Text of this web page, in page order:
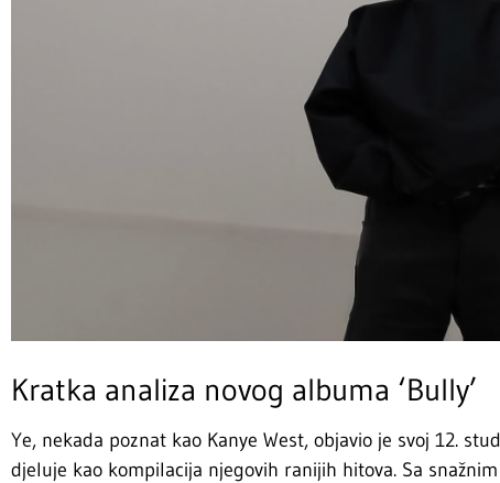
Kratka analiza novog albuma ‘Bully’
Ye, nekada poznat kao Kanye West, objavio je svoj 12.
djeluje kao kompilacija njegovih ranijih hitova. Sa